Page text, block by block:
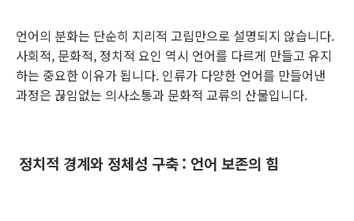
언어의 분화는 단순히 지리적 고립만으로 설명되지 않습니다.
사회적, 문화적, 정치적 요인 역시 언어를 다르게 만들고 유지
하는 중요한 이유가 됩니다. 인류가 다양한 언어를 만들어낸
과정은 끊임없는 의사소통과 문화적 교류의 산물입니다.
정치적 경계와 정체성 구축: 언어 보존의 힘